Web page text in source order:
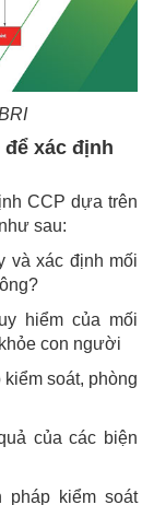
xác định
CCP dựa trên
sau:
và xác định mối
hiểm của mối
con người
soát, phòng
của các biện
pháp kiểm soát